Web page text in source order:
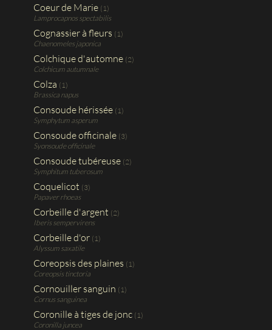
Coeur de Marie (1)
Lamprocapnos spectabilis
Cognassier à fleurs (1)
Chaenomeles japonica
Colchique d'automne (2)
Colchicum autumnale
Colza (1)
Brassica napus
Consoude hérissée (1)
Symphytum asperum
Consoude officinale (3)
Syonsoude officinale
Consoude tubéreuse (2)
Symphitum tuberosum
Coquelicot (3)
Papaver rhoeas
Corbeille d'argent (2)
Iberis sempervirens
Corbeille d'or (1)
Alyssum saxatile
Coreopsis des plaines (1)
Coreopsis tinctoria
Cornouiller sanguin (1)
Cornus sanguinea
Coronille à tiges de jonc (1)
Coronilla juncea